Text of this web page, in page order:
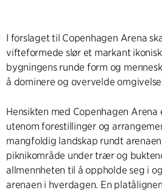
I forslaget til Copenhagen Arena
vifteformede slør et markant
bygningens runde form og
å dominere og overvelde
Hensikten med Copenhagen Arena
utenom forestillinger og
mangfoldig landskap rundt
piknikområde under trær og
allmennheten til å oppholde seg i
arenaen i hverdagen. En